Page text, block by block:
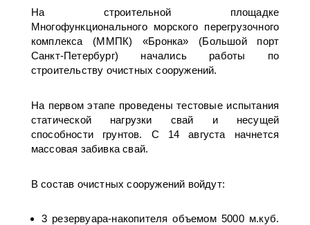
На строительной площадке
Многофункционального морского перегрузочного
комплекса (ММПК) «Бронка» (Большой порт
Санкт-Петербург) начались работы по
строительству очистных сооружений.
На первом этапе проведены тестовые испытания
статической нагрузки свай и несущей
способности грунтов. С 14 августа начнется
массовая забивка свай.
В состав очистных сооружений войдут:
3 резервуара-накопителя объемом 5000 м.куб.